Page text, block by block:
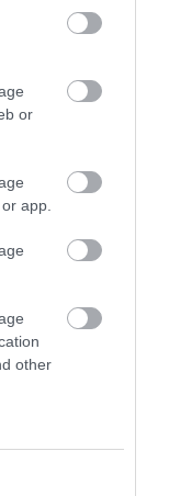
or
app.
other
a
naggyá. Doré
azt a